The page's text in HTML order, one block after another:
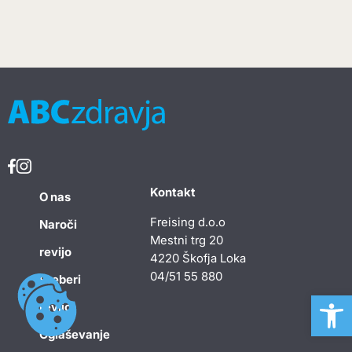
O nas
Naroči
revijo
Preberi
revijo
Oglaševanje
Kontakt
Freising d.o.o
Mestni trg 20
4220 Škofja Loka
04/51 55 880